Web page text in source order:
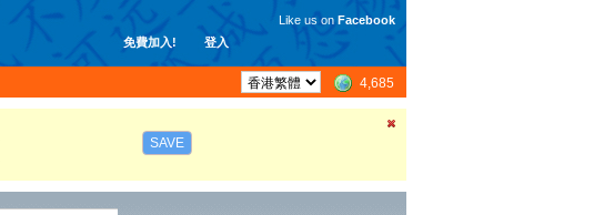
免費加入! 登入
Like us on Facebook
4,685
SAVE